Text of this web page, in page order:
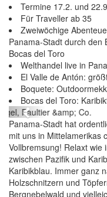
Termine 17.2. und
Für Traveller ab 35
Zweiwöchige
Panama-Stadt durch den
Bocas del Toro
Welthandel live in
El Valle de Antón:
Boquete:
Bocas del Toro:
Panama –
Previous
Panama-Stadt hat
mit uns in Mittelamerikas
Vollbremsung! Relaxt
zwischen Pazifik und
Karibikblau. Immer ganz
Holzschnitzern und
Bergnebelwald und